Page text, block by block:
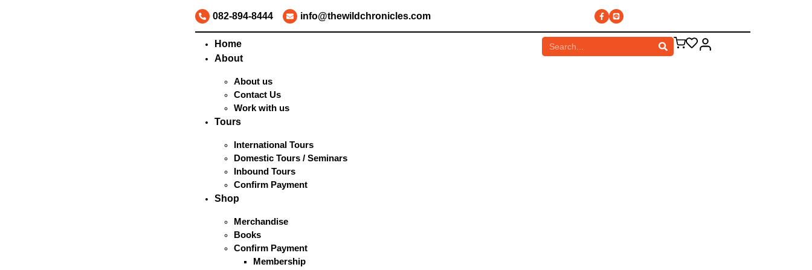
082-894-8444 info@thewildchronicles.com
Home
About
About us
Contact Us
Work with us
Tours
International Tours
Domestic Tours / Seminars
Inbound Tours
Confirm Payment
Shop
Merchandise
Books
Confirm Payment
Membership